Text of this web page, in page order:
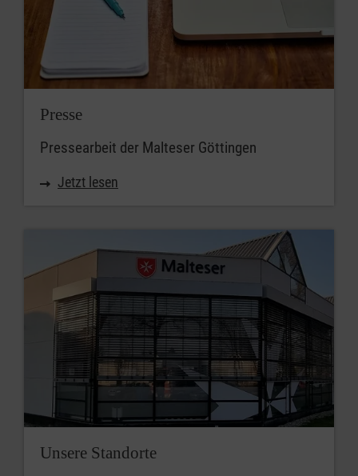
Presse
Pressearbeit der Malteser Göttingen
Jetzt lesen
Unsere Standorte